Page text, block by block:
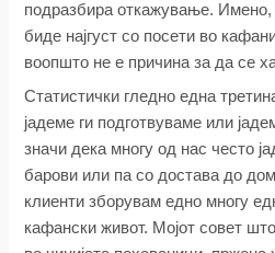
подразбира откажување.
биде најгуст со посети во
воопшто не е причина за да се
Статистички гледно една
јадеме ги подготвуваме или
значи дека многу од нас често
барови или па со достава до
клиенти зборувам едно многу
кафански живот. Мојот совет